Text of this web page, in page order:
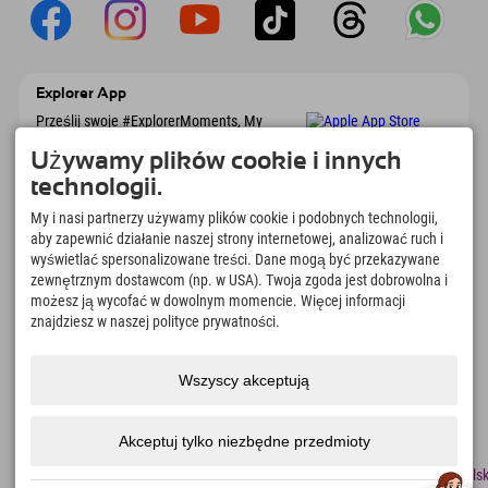
Explorer App
Prześlij swoje #ExplorerMoments, My
marzeń, przeglądem restauracji i wieloma
innymi. Pobierz teraz!
Czas na chwile odkrywcy
166
Jeziora górskie i baseny
rekreacyjne
4.634km
Stoki do jazdy na nartach i
snowboardzie
8.991km
wędrówek i wspinaczki
odcisk Ochrona Dostępność naciskać Certyfikaty
Praca
Używamy plików cookie i innych
technologii.
My i nasi partnerzy używamy plików cookie i podobnych technologii,
aby zapewnić działanie naszej strony internetowej, analizować ruch i
wyświetlać spersonalizowane treści. Dane mogą być przekazywane
zewnętrznym dostawcom (np. w USA). Twoja zgoda jest dobrowolna i
możesz ją wycofać w dowolnym momencie. Więcej informacji
znajdziesz w naszej polityce prywatności.
Wszyscy akceptują
Akceptuj tylko niezbędne przedmioty